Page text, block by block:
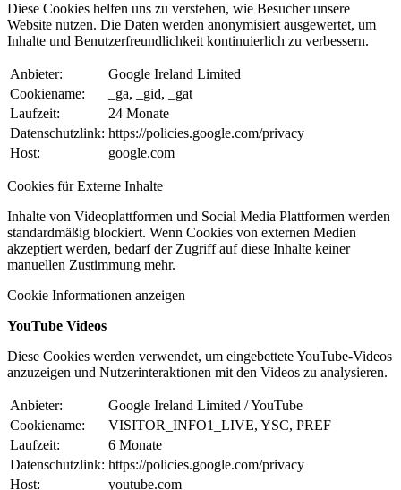
Diese Cookies helfen uns zu verstehen, wie Besucher unsere
Website nutzen. Die Daten werden anonymisiert ausgewertet, um
Inhalte und Benutzerfreundlichkeit kontinuierlich zu verbessern.
Anbieter:
Google Ireland Limited
Cookiename:
_ga, _gid, _gat
Laufzeit:
24 Monate
Datenschutzlink: https://policies.google.com/privacy
Host:
google.com
Cookies für Externe Inhalte
Inhalte von Videoplattformen und Social Media Plattformen werden
standardmäßig blockiert. Wenn Cookies von externen Medien
akzeptiert werden, bedarf der Zugriff auf diese Inhalte keiner
manuellen Zustimmung mehr.
Cookie Informationen anzeigen
YouTube Videos
Diese Cookies werden verwendet, um eingebettete YouTube-Videos
anzuzeigen und Nutzerinteraktionen mit den Videos zu analysieren.
Anbieter:
Google Ireland Limited / YouTube
Cookiename:
VISITOR_INFO1_LIVE, YSC, PREF
Laufzeit:
6 Monate
Datenschutzlink: https://policies.google.com/privacy
Host:
youtube.com